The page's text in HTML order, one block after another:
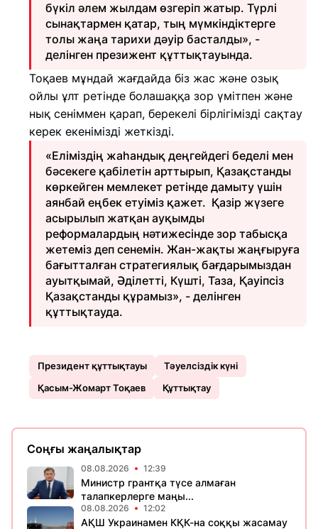
бүкіл әлем жылдам өзгеріп жатыр. Түрлі
сынақтармен қатар, тың мүмкіндіктерге
толы жаңа тарихи дәуір басталды», -
делінген презижент құттықтауында.
Тоқаев мұндай жағдайда біз жас және озық
ойлы ұлт ретінде болашаққа зор үмітпен және
нық сеніммен қарап, берекелі бірлігімізді сақтау
керек екенімізді жеткізді.
«Еліміздің жаһандық деңгейдегі беделі мен
бәсекеге қабілетін арттырып, Қазақстанды
көркейген мемлекет ретінде дамыту үшін
аянбай еңбек етуіміз қажет. Қазір жүзеге
асырылып жатқан ауқымды
реформалардың нәтижесінде зор табысқа
жетеміз деп сенемін. Жан-жақты жаңғыруға
бағытталған стратегиялық бағдарымыздан
ауытқымай, Әділетті, Күшті, Таза, Қауіпсіз
Қазақстанды құрамыз», - делінген
құттықтауда.
Президент құттықтауы
Тәуелсіздік күні
Қасым-Жомарт Тоқаев
Құттықтау
Соңғы жаңалықтар
08.08.2026 12:39
Министр грантқа түсе алмаған
талапкерлерге маңы...
08.08.2026 12:02
АҚШ Украинамен КҚК-на соққы жасамау